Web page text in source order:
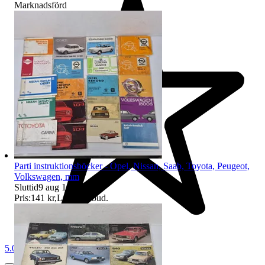
5.0
Marknadsförd
Parti instruktionsböcker - Opel, Nissan, Saab, Toyota, Peugeot,
Volkswagen, mm
Sluttid9 aug 18:03
Pris:141 kr,Ledande bud.